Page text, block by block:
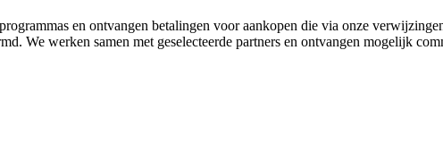
en ontvangen betalingen voor aankopen die via onze
We werken samen met geselecteerde partners en ontvangen mogelijk